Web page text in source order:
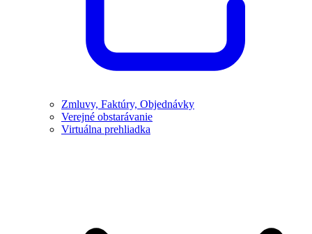
Zmluvy, Faktúry, Objednávky
Verejné obstarávanie
Virtuálna prehliadka